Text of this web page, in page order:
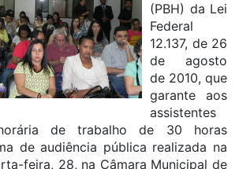
(PBH) da Lei
Federal
12.137, de 26
de agosto
de 2010, que
garante aos
assistentes
de trabalho de 30 horas
de audiência pública realizada na
feira, 28, na Câmara Municipal de